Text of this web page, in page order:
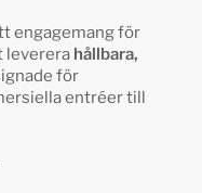
engagemang för
leverera hållbara,
för
entréer till